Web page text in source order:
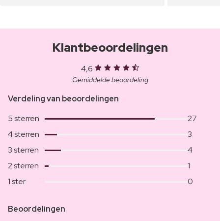
Klantbeoordelingen
4,6
Gemiddelde beoordeling
Verdeling van beoordelingen
5 sterren
27
4 sterren
3
3 sterren
4
2 sterren
1
1 ster
0
Beoordelingen